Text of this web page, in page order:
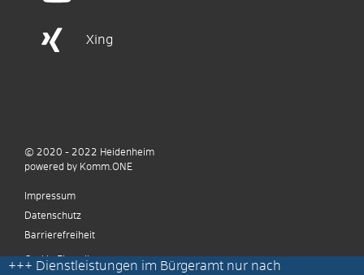
Xing
+++ Dienstleistungen im Bürgeramt nur nach
© 2020 - 2022 Heidenheim
powered by Komm.ONE
Impressum
Datenschutz
Barrierefreiheit
Cookie Einstellungen